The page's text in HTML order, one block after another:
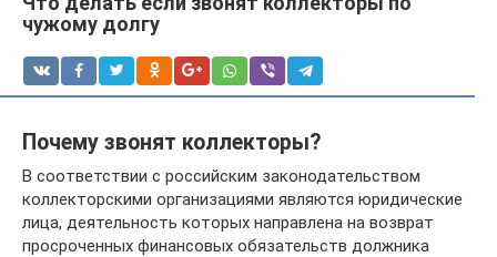
чужому долгу
Почему звонят коллекторы?
В соответствии с российским законодательством
коллекторскими организациями являются юридические
лица, деятельность которых направлена на возврат
просроченных финансовых обязательств должника